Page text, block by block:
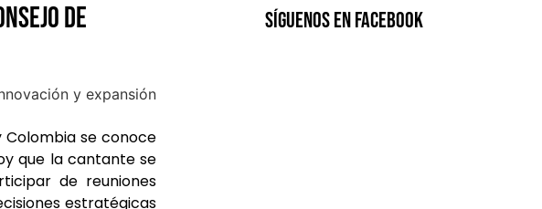
de
se conoce
que la cantante se
de reuniones
estratégicas
SíGUENOS EN FACEBOOK